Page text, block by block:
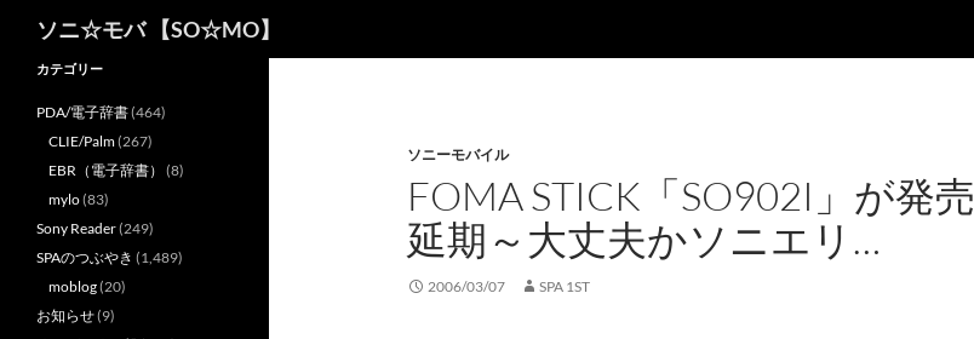
ソニ☆モバ 【SO☆MO】
ソニーモバイル
FOMA STICK「SO902I」が発売
延期～大丈夫かソニエリ…
2006/03/07 SPA 1ST
カテゴリー
PDA/電子辞書(464)
CLIE/Palm(267)
EBR（電子辞書） (8)
mylo(83)
Sony Reader(249)
SPAのつぶやき (1,489)
moblog(20)
お知らせ(9)